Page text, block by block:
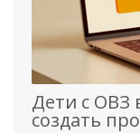
Дети с ОВЗ
создать